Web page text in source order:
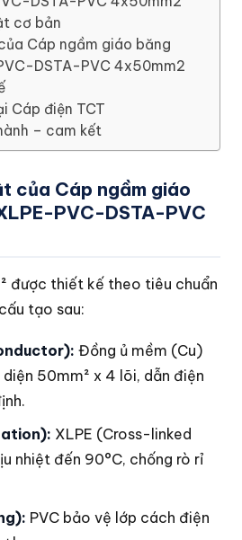
cơ bản
Cáp ngầm giáo băng
DSTA-PVC 4x50mm2
Cáp điện TCT
– cam kết
của Cáp ngầm giáo
PVC-DSTA-PVC
được thiết kế theo tiêu chuẩn
tạo sau:
Đồng ủ mềm (Cu)
50mm² x 4 lõi, dẫn điện
XLPE (Cross-linked
nhiệt đến 90°C, chống rò rỉ
PVC bảo vệ lớp cách điện